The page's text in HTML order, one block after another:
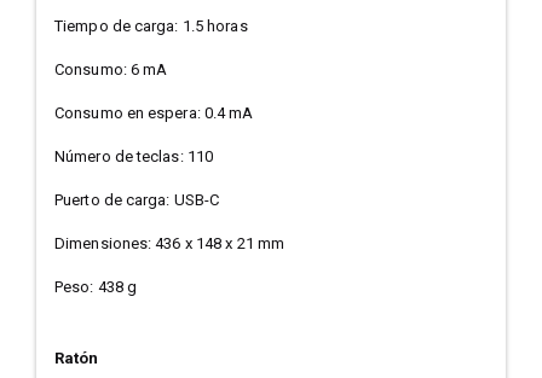
Tiempo de carga: 1.5 horas
Consumo: 6 mA
Consumo en espera: 0.4 mA
Número de teclas: 110
Puerto de carga: USB-C
Dimensiones: 436 x 148 x 21 mm
Peso: 438 g
Ratón